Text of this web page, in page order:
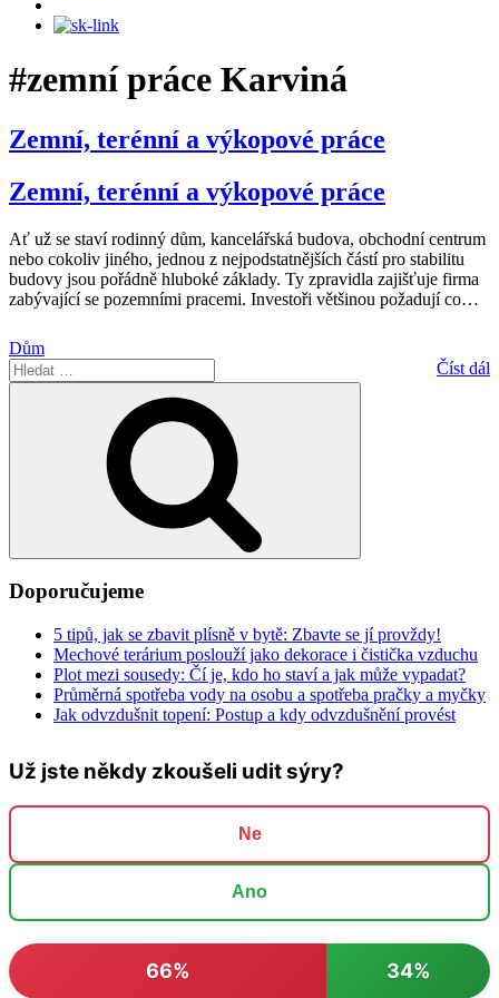
#zemní práce Karviná
Zemní, terénní a výkopové práce
Zemní, terénní a výkopové práce
Ať už se staví rodinný dům, kancelářská budova, obchodní centrum
nebo cokoliv jiného, jednou z nejpodstatnějších částí pro stabilitu
budovy jsou pořádně hluboké základy. Ty zpravidla zajišťuje firma
zabývající se pozemními pracemi. Investoři většinou požadují co…
Dům
Číst dál
Hledat:
Doporučujeme
5 tipů, jak se zbavit plísně v bytě: Zbavte se jí provždy!
Mechové terárium poslouží jako dekorace i čistička vzduchu
Plot mezi sousedy: Čí je, kdo ho staví a jak může vypadat?
Průměrná spotřeba vody na osobu a spotřeba pračky a myčky
Jak odvzdušnit topení: Postup a kdy odvzdušnění provést
Už jste někdy zkoušeli udit sýry?
Ne
Ano
66% 34%